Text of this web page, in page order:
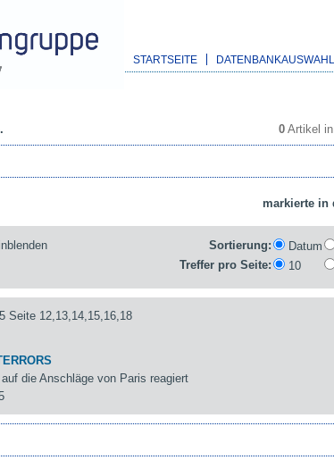
STARTSEITE DATENBANKAUSWAHL
0 Artikel in
.
Sortierung: Datum
Treffer pro Seite:
10
Seite 12,13,14,15,16,18
die Anschläge von Paris reagiert